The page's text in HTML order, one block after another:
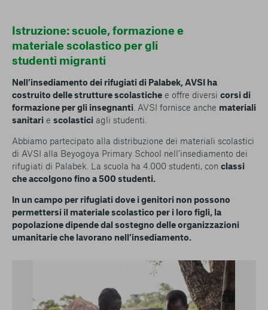
Istruzione: scuole, formazione e
materiale scolastico per gli
studenti migranti
Nell’insediamento dei rifugiati di Palabek, AVSI ha
costruito delle strutture scolastiche e offre diversi corsi di
formazione per gli insegnanti . AVSI fornisce anche materiali
sanitari e scolastici agli studenti.
Abbiamo partecipato alla distribuzione dei materiali scolastici
di AVSI alla Beyogoya Primary School nell’insediamento dei
rifugiati di Palabek. La scuola ha 4.000 studenti, con classi
che accolgono fino a 500 studenti.
In un campo per rifugiati dove i genitori non possono
permettersi il materiale scolastico per i loro figli, la
popolazione dipende dal sostegno delle organizzazioni
umanitarie che lavorano nell’insediamento.